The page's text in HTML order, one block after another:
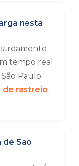
nesta
tempo real
Paulo
de rastreio
de São